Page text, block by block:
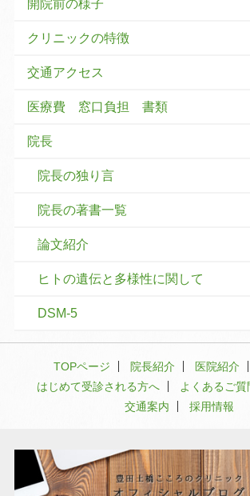
開院前の様子
クリニックの特徴
交通アクセス
医療費 窓口負担 書類
院長
院長の独り言
院長の著書一覧
論文紹介
ヒトの遺伝と多様性に関して
DSM-5
TOPページ 院長紹介 医院紹介
はじめて受診される方へ
よくあるご質
交通案内
採用情報